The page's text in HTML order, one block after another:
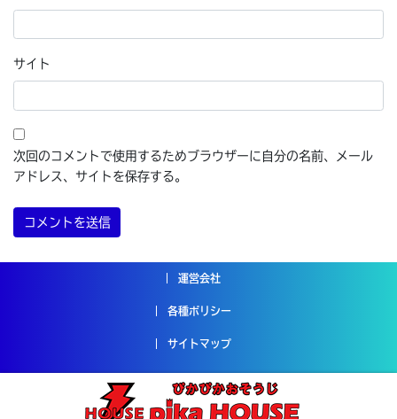
サイト
次回のコメントで使用するためブラウザーに自分の名前、メール
アドレス、サイトを保存する。
運営会社
各種ポリシー
サイトマップ
Copyright © ハウスクリーニングのピカハウス All Rights
Reserved.